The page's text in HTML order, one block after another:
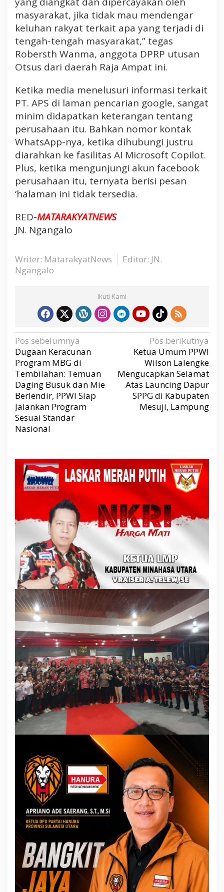
masyarakat, jika tidak mau mendengar
keluhan rakyat terkait apa yang terjadi di
tengah-tengah masyarakat,” tegas
Robersth Wanma, anggota DPRP utusan
Otsus dari daerah Raja Ampat ini.
Ketika media menelusuri informasi terkait
PT. APS di laman pencarian google, sangat
minim didapatkan keterangan tentang
perusahaan itu. Bahkan nomor kontak
WhatsApp-nya, ketika dihubungi justru
diarahkan ke fasilitas AI Microsoft Copilot.
Plus, ketika mengunjungi akun facebook
perusahaan itu, ternyata berisi pesan
‘halaman ini tidak tersedia.
RED-MATARAKYATNEWS
JN. Ngangalo
Writer: MatarakyatNews
Editor: JN.
Ngangalo
Ikuti Kami
N
a
v
i
g
a
s
p
o
s
Pos sebelumnya
Dugaan Keracunan
Program MBG di
Tembilahan: Temuan
Daging Busuk dan Mie
Berlendir, PPWI Siap
Jalankan Program
Sesuai Standar
Nasional
Pos berikutnya
Ketua Umum PPWI
Wilson Lalengke
Mengucapkan Selamat
Atas Launcing Dapur
SPPG di Kabupaten
Mesuji, Lampung